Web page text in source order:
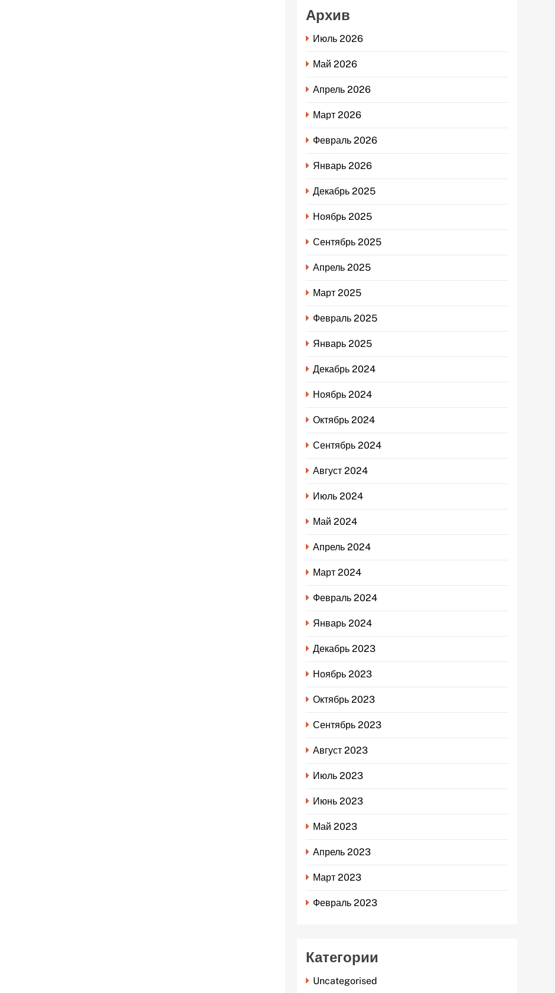
Архив
Июль 2026
Май 2026
Апрель 2026
Март 2026
Февраль 2026
Январь 2026
Декабрь 2025
Ноябрь 2025
Сентябрь 2025
Апрель 2025
Март 2025
Февраль 2025
Январь 2025
Декабрь 2024
Ноябрь 2024
Октябрь 2024
Сентябрь 2024
Август 2024
Июль 2024
Май 2024
Апрель 2024
Март 2024
Февраль 2024
Январь 2024
Декабрь 2023
Ноябрь 2023
Октябрь 2023
Сентябрь 2023
Август 2023
Июль 2023
Июнь 2023
Май 2023
Апрель 2023
Март 2023
Февраль 2023
Категории
Uncategorised